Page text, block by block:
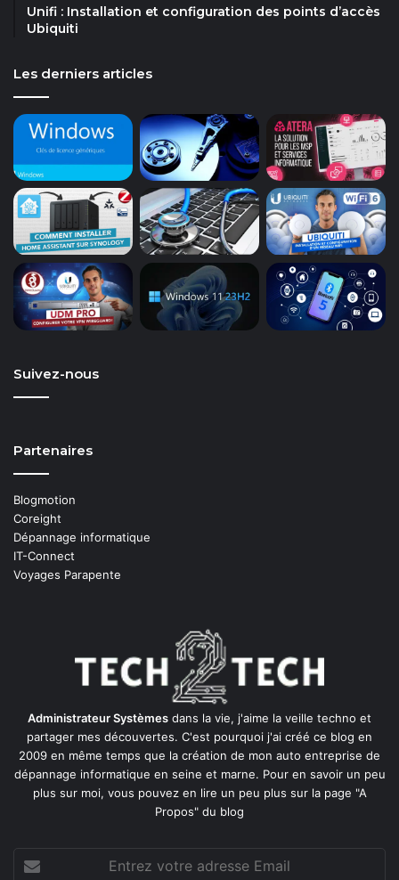
Unifi : Installation et configuration des points d’accès
Ubiquiti
Les derniers articles
Suivez-nous
Partenaires
Blogmotion
Coreight
Dépannage informatique
IT-Connect
Voyages Parapente
Administrateur Systèmes dans la vie, j'aime la veille techno et
partager mes découvertes. C'est pourquoi j'ai créé ce blog en
2009 en même temps que la création de mon auto entreprise de
dépannage informatique en seine et marne. Pour en savoir un peu
plus sur moi, vous pouvez en lire un peu plus sur la page "A
Propos" du blog
votre